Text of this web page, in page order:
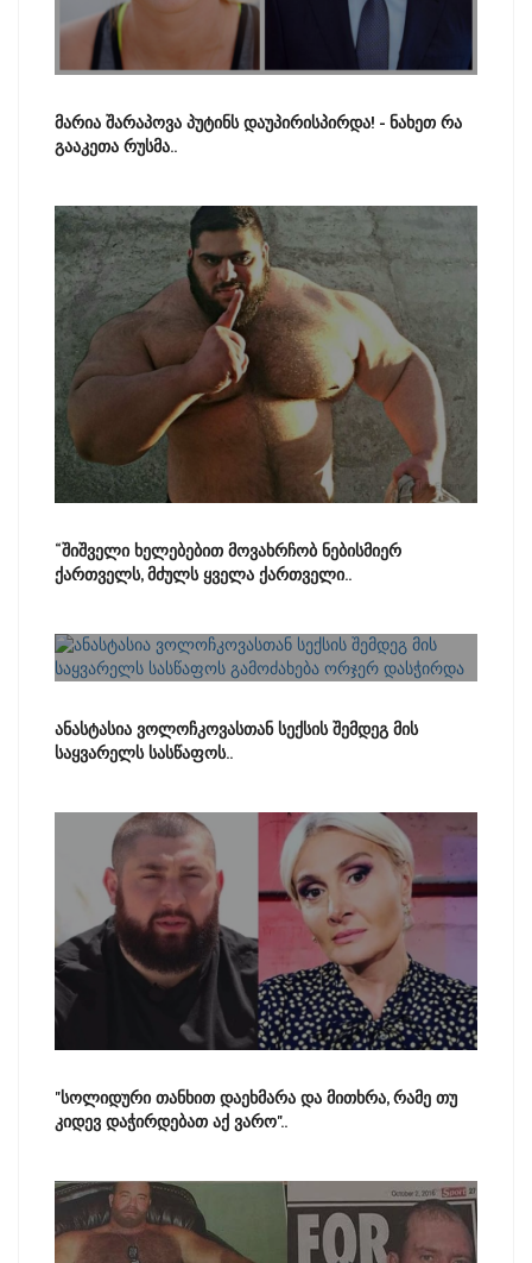
მარია შარაპოვა პუტინს დაუპირისპირდა! - ნახეთ რა
გააკეთა რუსმა..
“შიშველი ხელებებით მოვახრჩობ ნებისმიერ
ქართველს, მძულს ყველა ქართველი..
ანასტასია ვოლოჩკოვასთან სექსის შემდეგ მის
საყვარელს სასწაფოს..
"სოლიდური თანხით დაეხმარა და მითხრა, რამე თუ
კიდევ დაჭირდებათ აქ ვარო"..